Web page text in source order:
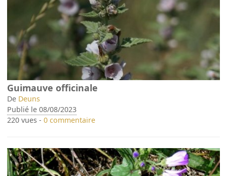
Guimauve officinale
De Deuns
Publié le 08/08/2023
220 vues -0 commentaire